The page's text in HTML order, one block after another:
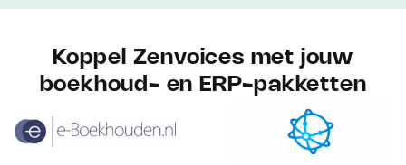
Koppel Zenvoices met jouw
boekhoud- en ERP-pakketten